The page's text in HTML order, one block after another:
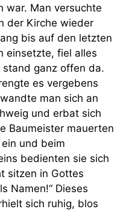
war. Man versuchte
der Kirche wieder
bis auf den letzten
einsetzte, fiel alles
ganz offen da.
es vergebens
man sich an
und erbat sich
Baumeister mauerten
und beim
bedienten sie sich
sitzen in Gottes
Namen!“ Dieses
sich ruhig, blos